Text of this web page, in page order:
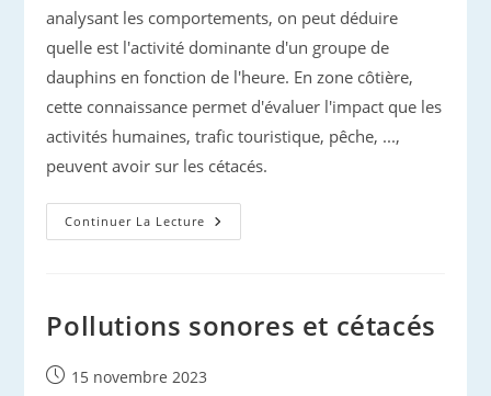
analysant les comportements, on peut déduire
quelle est l'activité dominante d'un groupe de
dauphins en fonction de l'heure. En zone côtière,
cette connaissance permet d'évaluer l'impact que les
activités humaines, trafic touristique, pêche, ...,
peuvent avoir sur les cétacés.
Continuer La Lecture Etudier
L’activité
Pollutions sonores et cétacés
Publication
15 novembre 2023